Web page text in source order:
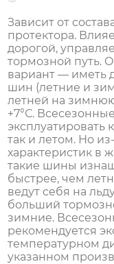
Зависит от
протектора.
дорогой,
тормозной путь.
вариант — иметь
шин (летние и
летней на
+7°С.
эксплуатировать
так и летом. Но
характеристик в
такие шины
быстрее, чем
ведут себя на
больший
зимние.
рекомендуется
температурном
указанном